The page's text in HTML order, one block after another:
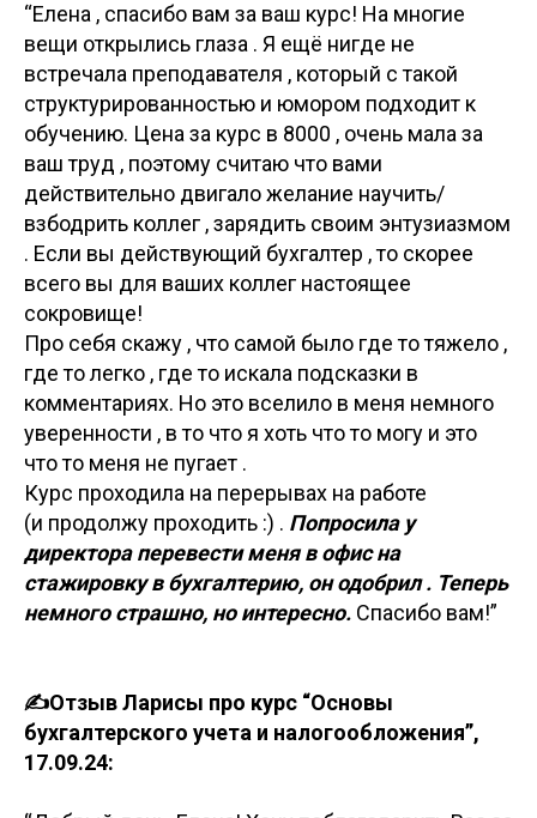
“Елена , спасибо вам за ваш курс! На многие
вещи открылись глаза . Я ещё нигде не
встречала преподавателя , который с такой
структурированностью и юмором подходит к
обучению. Цена за курс в 8000 , очень мала за
ваш труд , поэтому считаю что вами
действительно двигало желание научить/
взбодрить коллег , зарядить своим энтузиазмом
. Если вы действующий бухгалтер , то скорее
всего вы для ваших коллег настоящее
сокровище!
Про себя скажу , что самой было где то тяжело ,
где то легко , где то искала подсказки в
комментариях. Но это вселило в меня немного
уверенности , в то что я хоть что то могу и это
что то меня не пугает .
Курс проходила на перерывах на работе
(и продолжу проходить :) . Попросила у
директора перевести меня в офис на
стажировку в бухгалтерию, он одобрил . Теперь
немного страшно, но интересно. Спасибо вам!”
✍️Отзыв Ларисы про курс “Основы
бухгалтерского учета и налогообложения”,
17.09.24: